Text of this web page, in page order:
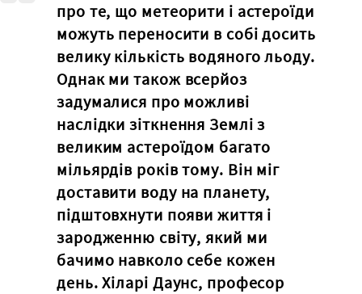
про те, що метеорити і астероїди
можуть переносити в собі досить
велику кількість водяного льоду.
Однак ми також всерйоз
задумалися про можливі
наслідки зіткнення Землі з
великим астероїдом багато
мільярдів років тому. Він міг
доставити воду на планету,
підштовхнути появи життя і
зародженню світу, який ми
бачимо навколо себе кожен
день. Хіларі Даунс, професор